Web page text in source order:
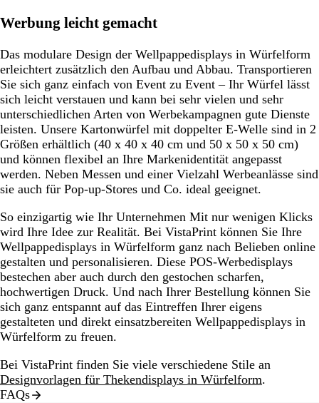
Werbung leicht gemacht
Das modulare Design der Wellpappedisplays in Würfelform
erleichtert zusätzlich den Aufbau und Abbau. Transportieren
Sie sich ganz einfach von Event zu Event – Ihr Würfel lässt
sich leicht verstauen und kann bei sehr vielen und sehr
unterschiedlichen Arten von Werbekampagnen gute Dienste
leisten. Unsere Kartonwürfel mit doppelter E-Welle sind in 2
Größen erhältlich (40 x 40 x 40 cm und 50 x 50 x 50 cm)
und können flexibel an Ihre Markenidentität angepasst
werden. Neben Messen und einer Vielzahl Werbeanlässe sind
sie auch für Pop-up-Stores und Co. ideal geeignet.
So einzigartig wie Ihr Unternehmen Mit nur wenigen Klicks
wird Ihre Idee zur Realität. Bei VistaPrint können Sie Ihre
Wellpappedisplays in Würfelform ganz nach Belieben online
gestalten und personalisieren. Diese POS-Werbedisplays
bestechen aber auch durch den gestochen scharfen,
hochwertigen Druck. Und nach Ihrer Bestellung können Sie
sich ganz entspannt auf das Eintreffen Ihrer eigens
gestalteten und direkt einsatzbereiten Wellpappedisplays in
Würfelform zu freuen.
Bei VistaPrint finden Sie viele verschiedene Stile an
Designvorlagen für Thekendisplays in Würfelform.
FAQs